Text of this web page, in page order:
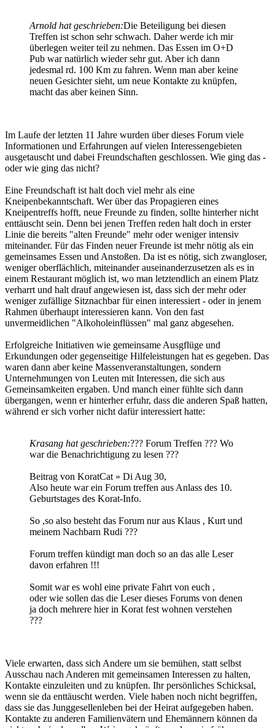
Arnold hat geschrieben:Die Beteiligung bei diesen
Treffen ist schon sehr schwach. Daher werde ich mir
überlegen weiter teil zu nehmen. Das Essen im O+D
Pub war natürlich wieder sehr gut. Aber ich dann
jedesmal rd. 100 Km zu fahren. Wenn man aber keine
neuen Gesichter sieht, um neue Kontakte zu knüpfen,
macht das aber keinen Sinn.
Im Laufe der letzten 11 Jahre wurden über dieses Forum viele
Informationen und Erfahrungen auf vielen Interessengebieten
ausgetauscht und dabei Freundschaften geschlossen. Wie ging das -
oder wie ging das nicht?
Eine Freundschaft ist halt doch viel mehr als eine
Kneipenbekanntschaft. Wer über das Propagieren eines
Kneipentreffs hofft, neue Freunde zu finden, sollte hinterher nicht
enttäuscht sein. Denn bei jenen Treffen reden halt doch in erster
Linie die bereits "alten Freunde" mehr oder weniger intensiv
miteinander. Für das Finden neuer Freunde ist mehr nötig als ein
gemeinsames Essen und Anstoßen. Da ist es nötig, sich zwangloser,
weniger oberflächlich, miteinander auseinanderzusetzen als es in
einem Restaurant möglich ist, wo man letztendlich an einem Platz
verharrt und halt drauf angewiesen ist, dass sich der mehr oder
weniger zufällige Sitznachbar für einen interessiert - oder in jenem
Rahmen überhaupt interessieren kann. Von den fast
unvermeidlichen "Alkoholeinflüssen" mal ganz abgesehen.
Erfolgreiche Initiativen wie gemeinsame Ausgflüge und
Erkundungen oder gegenseitige Hilfeleistungen hat es gegeben. Das
waren dann aber keine Massenveranstaltungen, sondern
Unternehmungen von Leuten mit Interessen, die sich aus
Gemeinsamkeiten ergaben. Und manch einer fühlte sich dann
übergangen, wenn er hinterher erfuhr, dass die anderen Spaß hatten,
während er sich vorher nicht dafür interessiert hatte:
Krasang hat geschrieben:??? Forum Treffen ??? Wo
war die Benachrichtigung zu lesen ???
Beitrag von KoratCat » Di Aug 30,
Also heute war ein Forum treffen aus Anlass des 10.
Geburtstages des Korat-Info.
So ,so also besteht das Forum nur aus Klaus , Kurt und
meinem Nachbarn Rudi ???
Forum treffen kündigt man doch so an das alle Leser
davon erfahren !!!
Somit war es wohl eine private Fahrt von euch ,
oder wie sollen das die Leser dieses Forums von denen
ja doch mehrere hier in Korat fest wohnen verstehen
???
Viele erwarten, dass sich Andere um sie bemühen, statt selbst
Ausschau nach Anderen mit gemeinsamen Interessen zu halten,
Kontakte einzuleiten und zu knüpfen. Ihr persönliches Schicksal,
wenn sie da enttäuscht werden. Viele haben noch nicht begriffen,
dass sie das Junggesellenleben bei der Heirat aufgegeben haben.
Kontakte zu anderen Familienvätern und Ehemännern können da